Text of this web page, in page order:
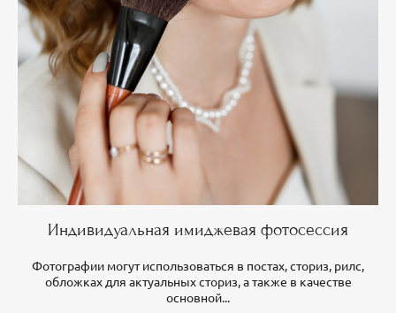
Индивидуальная имиджевая фотосессия
Фотографии могут использоваться в постах, сториз, рилс,
обложках для актуальных сториз, а также в качестве
основной...